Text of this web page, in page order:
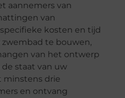
aannemers van
van
kosten en tijd
te bouwen,
van het ontwerp
staat van uw
minstens drie
en ontvang